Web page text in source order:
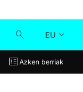
EU
Klisk
Azken berriak